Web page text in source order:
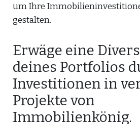
um Ihre
gestalten.
Erwäge eine
deines Portfolios
Investitionen in
Projekte von
Immobilienkönig.